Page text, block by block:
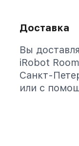
Доставка
Вы
iRobot
Санкт-
или с